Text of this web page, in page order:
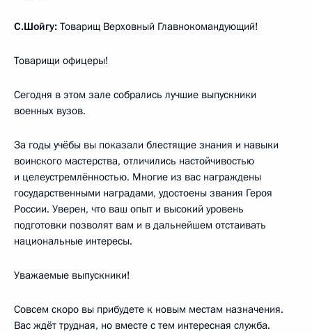
С.Шойгу: Товарищ Верховный Главнокомандующий!
Товарищи офицеры!
Сегодня в этом зале собрались лучшие выпускники
военных вузов.
За годы учёбы вы показали блестящие знания и навыки
воинского мастерства, отличились настойчивостью
и целеустремлённостью. Многие из вас награждены
государственными наградами, удостоены звания Героя
России. Уверен, что ваш опыт и высокий уровень
подготовки позволят вам и в дальнейшем отстаивать
национальные интересы.
Уважаемые выпускники!
Совсем скоро вы прибудете к новым местам назначения.
Вас ждёт трудная, но вместе с тем интересная служба.